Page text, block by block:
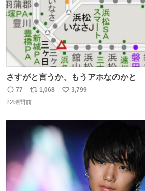
さすがと言うか、もうアホなのかと
返
信
77
リ
ポ
ト
数
1,068
い
3,799
22時間前